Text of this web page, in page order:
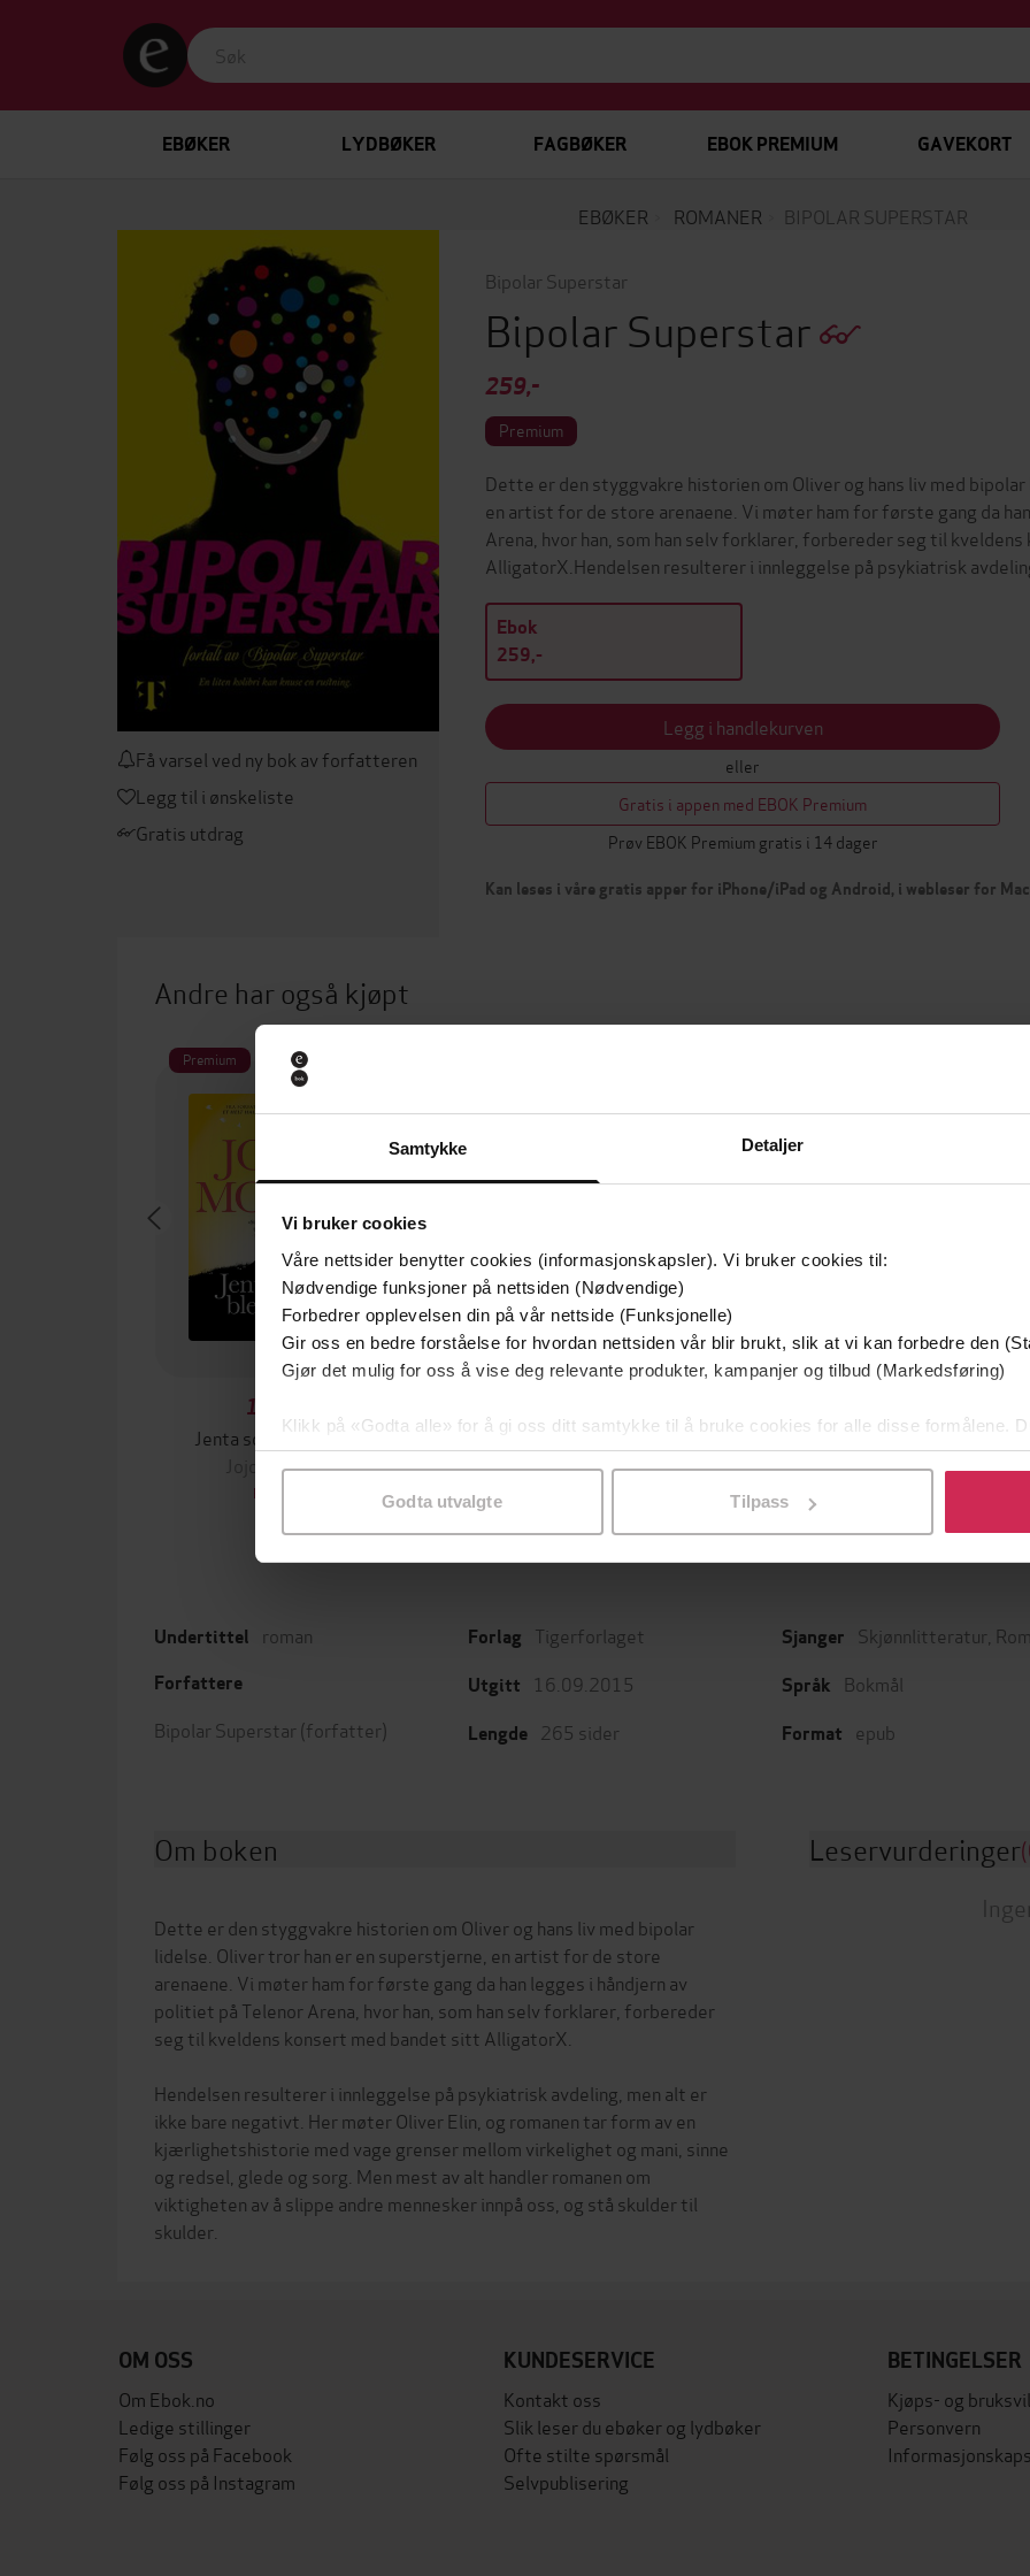
Samtykke Detaljer
Vi bruker cookies
Våre nettsider benytter cookies (informasjonskapsler). Vi bruker cookies til:
Nødvendige funksjoner på nettsiden (Nødvendige)
Forbedrer opplevelsen din på vår nettside (Funksjonelle)
Gir oss en bedre forståelse for hvordan nettsiden vår blir brukt, slik at vi kan forbedre den
Gjør det mulig for oss å vise deg relevante produkter, kampanjer og tilbud (Markedsføring)
Klikk på «Godta alle» for å gi oss ditt samtykke til å bruke cookies for alle disse formålene.
samtykke til spesifikke formål ved å klikke på «Tilpass». Du kan når som helst trekke
Godta utvalgte Tilpass
EBØKER LYDBØKER FAGBØKER EBOK PREMIUM GAVEKORT
EBØKER ROMANER BIPOLAR SUPERSTAR
Få varsel ved ny bok av forfatteren
Legg til i ønskeliste
Gratis utdrag
Bipolar Superstar
Bipolar Superstar
259,-
Premium
Dette er den styggvakre historien om Oliver og hans liv med
en artist for de store arenaene. Vi møter ham for første gang da
Arena, hvor han, som han selv forklarer, forbereder seg til
AlligatorX.Hendelsen resulterer i innleggelse på psykiatrisk
Ebok
259,-
Legg i handlekurven
eller
Gratis i appen med EBOK Premium
Prøv EBOK Premium gratis i 14 dager
Kan leses i våre gratis apper for iPhone/iPad og Android, i webleser for
Andre har også kjøpt
Premium
149,-
Jenta som ble igjen
Jojo Moyes
EBOK
Tante Ulrikkes vei
Zeshan Shakar
Søsterklokkene
Lars Mytting
Undertittel roman
Forfattere
Bipolar Superstar (forfatter)
Forlag Tigerforlaget
Utgitt 16.09.2015
Lengde 265 sider
Sjanger Skjønnlitteratur
Språk Bokmål
Format epub
Om boken
Dette er den styggvakre historien om Oliver og hans liv med bipolar
lidelse. Oliver tror han er en superstjerne, en artist for de store
arenaene. Vi møter ham for første gang da han legges i håndjern av
politiet på Telenor Arena, hvor han, som han selv forklarer, forbereder
seg til kveldens konsert med bandet sitt AlligatorX.
Hendelsen resulterer i innleggelse på psykiatrisk avdeling, men alt er
ikke bare negativt. Her møter Oliver Elin, og romanen tar form av en
kjærlighetshistorie med vage grenser mellom virkelighet og mani, sinne
og redsel, glede og sorg. Men mest av alt handler romanen om
viktigheten av å slippe andre mennesker innpå oss, og stå skulder til
Leservurderinger
OM OSS
Om Ebok.no
Ledige stillinger
Følg oss på Facebook
Følg oss på Instagram
KUNDESERVICE
Kontakt oss
Slik leser du ebøker og lydbøker
Ofte stilte spørsmål
Selvpublisering
BETINGELSER
Kjøps- og
Personvern